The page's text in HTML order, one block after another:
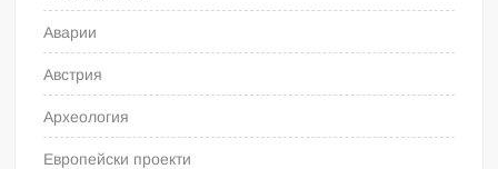
Аварии
Австрия
Археология
Европейски проекти